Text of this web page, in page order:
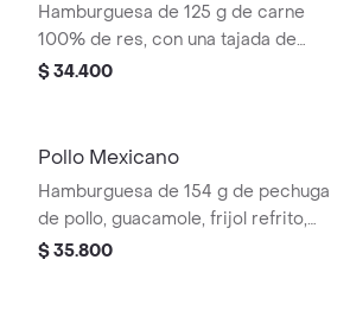
Hamburguesa de 125 g de carne
100% de res, con una tajada de
queso tipo mozzarella, piña, lechuga,
$ 34.400
Pollo Mexicano
Hamburguesa de 154 g de pechuga
de pollo, guacamole, frijol refrito,
tortillas de maíz, tomate, lechuga y
$ 35.800